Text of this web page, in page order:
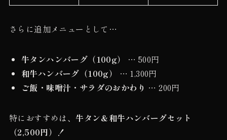
さらに追加メニューとして…
牛タンハンバーグ（100g）
… 500円
和牛ハンバーグ（100g）
… 1,300円
ご飯・味噌汁・サラダのおかわり … 200円
特におすすめは、 牛タン＆和牛ハンバーグセット
（2,500円）！